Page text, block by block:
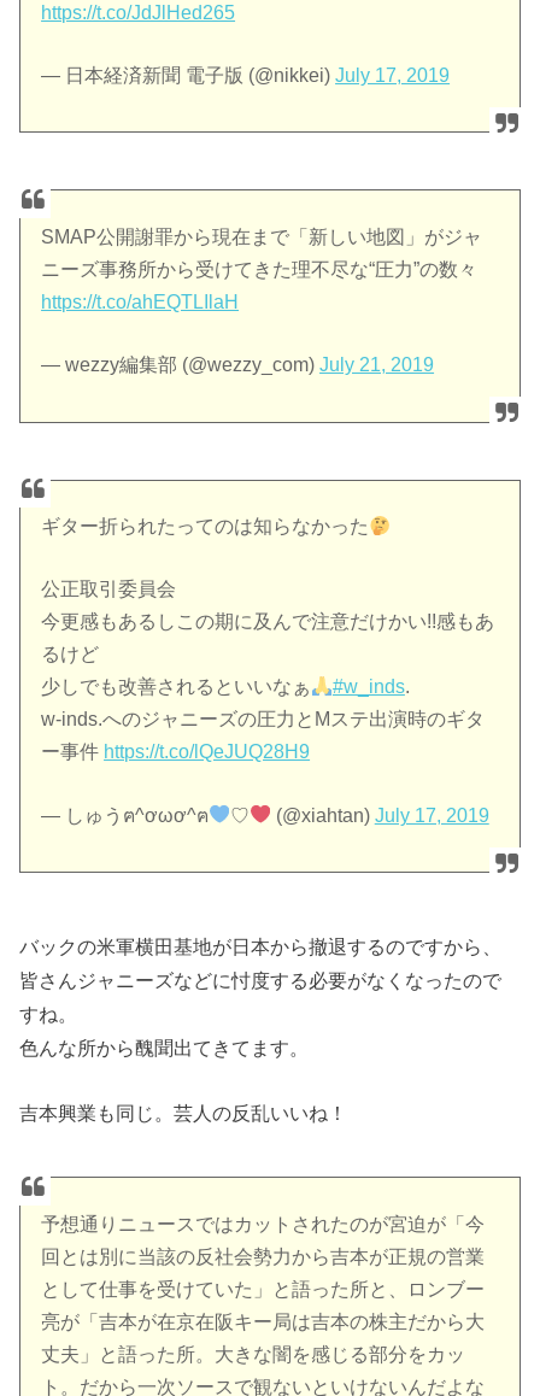
https://t.co/JdJlHed265
— 日本経済新聞 電子版 (@nikkei)July 17, 2019
SMAP公開謝罪から現在まで「新しい地図」がジャ
ニーズ事務所から受けてきた理不尽な“圧力”の数々
https://t.co/ahEQTLIlaH
— wezzy編集部 (@wezzy_com)July 21, 2019
ギター折られたってのは知らなかった
公正取引委員会
今更感もあるしこの期に及んで注意だけかい!!感もあ
るけど
少しでも改善されるといいなぁ
#w_inds.
w-inds.へのジャニーズの圧力とMステ出演時のギタ
ー事件 https://t.co/lQeJUQ28H9
— しゅうฅ^ơωơ^ฅ ♡ (@xiahtan) July 17, 2019
バックの米軍横田基地が日本から撤退するのですから、
皆さんジャニーズなどに忖度する必要がなくなったので
すね。
色んな所から醜聞出てきてます。
吉本興業も同じ。芸人の反乱いいね！
予想通りニュースではカットされたのが宮迫が「今
回とは別に当該の反社会勢力から吉本が正規の営業
として仕事を受けていた」と語った所と、ロンブー
亮が「吉本が在京在阪キー局は吉本の株主だから大
丈夫」と語った所。大きな闇を感じる部分をカッ
ト。だから一次ソースで観ないといけないんだよな